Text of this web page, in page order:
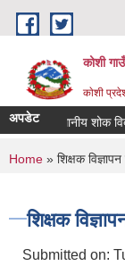
Skip to main content
कोशी
काेशी
अपडेट
You are
Home » शिक्षक
शिक्षक
Submitted on: